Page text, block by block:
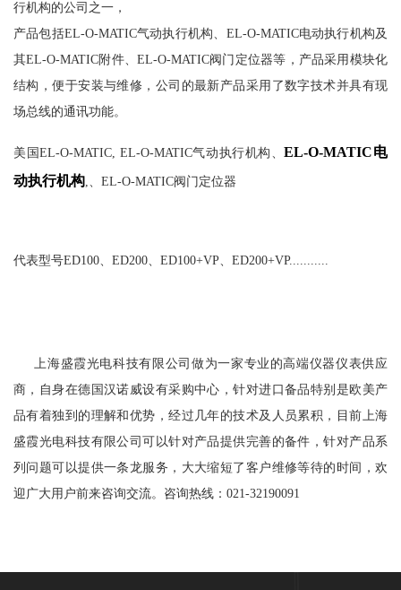
行机构的公司之一，
产品包括EL-O-MATIC气动执行机构、EL-O-MATIC电动执行机构及
其EL-O-MATIC附件、EL-O-MATIC阀门定位器等，产品采用模块化
结构，便于安装与维修，公司的最新产品采用了数字技术并具有现
场总线的通讯功能。
美国EL-O-MATIC, EL-O-MATIC气动执行机构、EL-O-MATIC电
动执行机构,、EL-O-MATIC阀门定位器
代表型号ED100、ED200、ED100+VP、ED200+VP...........
上海盛霞光电科技有限公司做为一家专业的高端仪器仪表供应
商，自身在德国汉诺威设有采购中心，针对进口备品特别是欧美产
品有着独到的理解和优势，经过几年的技术及人员累积，目前上海
盛霞光电科技有限公司可以针对产品提供完善的备件，针对产品系
列问题可以提供一条龙服务，大大缩短了客户维修等待的时间，欢
迎广大用户前来咨询交流。咨询热线：021-32190091